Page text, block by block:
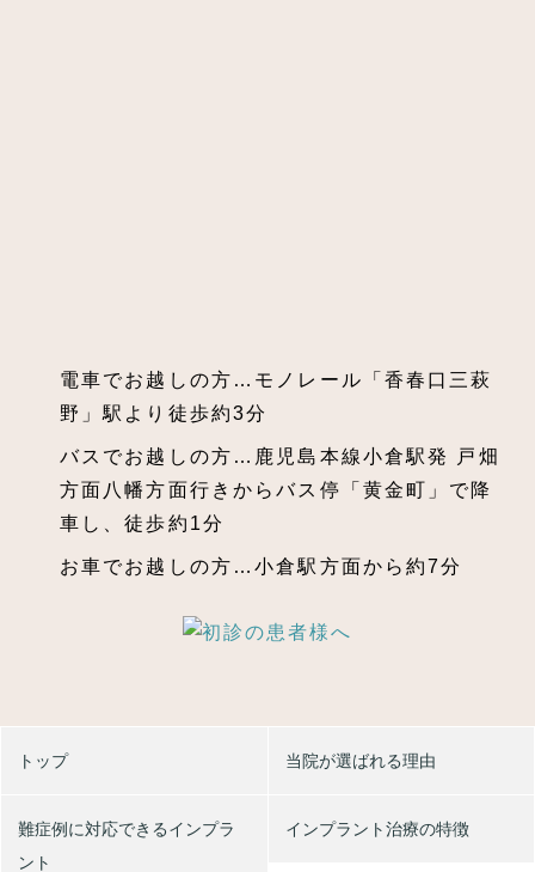
電車でお越しの方…モノレール「香春口三萩
野」駅より徒歩約3分
バスでお越しの方…鹿児島本線小倉駅発 戸畑
方面八幡方面行きからバス停「黄金町」で降
車し、徒歩約1分
お車でお越しの方…小倉駅方面から約7分
トップ 当院が選ばれる理由
難症例に対応できるインプラ
ント
インプラント治療の特徴